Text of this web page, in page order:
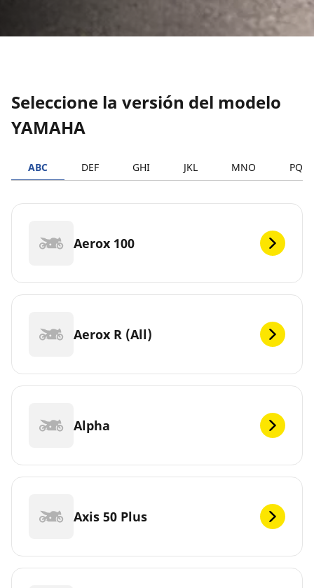
Seleccione la versión del modelo
YAMAHA
ABC DEF GHI JKL MNO PQRS
Aerox 100
Aerox R (All)
Alpha
Axis 50 Plus